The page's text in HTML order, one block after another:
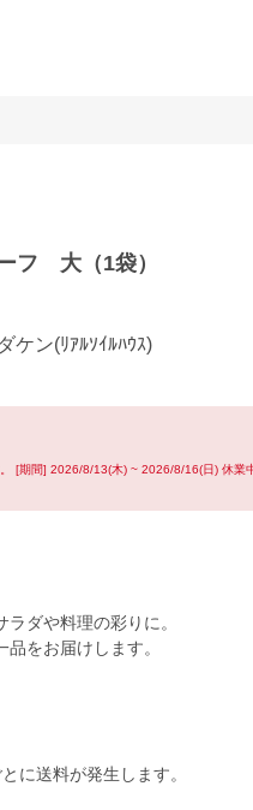
フ 大（1袋）
ケン(ﾘｱﾙｿｲﾙﾊｳｽ)
[期間] 2026/8/13(木) ~ 2026/8/16(日) 休業
ダや料理の彩りに。
をお届けします。
に送料が発生します。